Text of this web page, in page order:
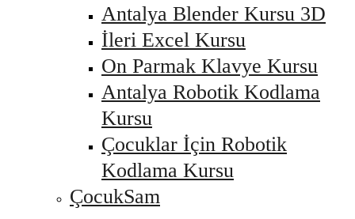
Antalya Blender Kursu 3D
İleri Excel Kursu
On Parmak Klavye Kursu
Antalya Robotik Kodlama
Kursu
Çocuklar İçin Robotik
Kodlama Kursu
ÇocukSam